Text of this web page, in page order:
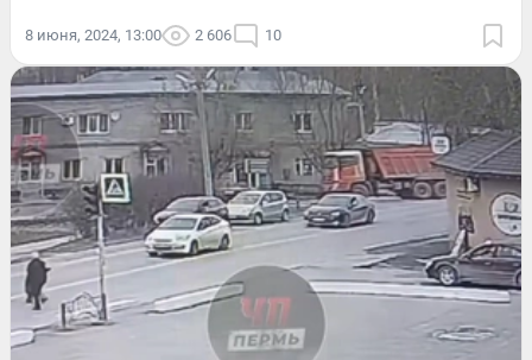
8 июня, 2024, 13:00 2 606 10